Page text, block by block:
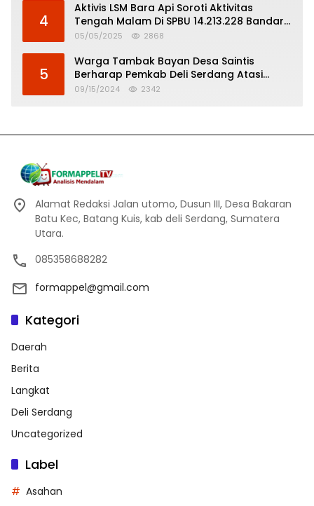
4
Aktivis LSM Bara Api Soroti Aktivitas
Tengah Malam Di SPBU 14.213.228 Bandar
Tinggi
05/05/2025 2868
5
Warga Tambak Bayan Desa Saintis
Berharap Pemkab Deli Serdang Atasi
Banjir
09/15/2024 2342
Alamat Redaksi Jalan utomo, Dusun III, Desa Bakaran
Batu Kec, Batang Kuis, kab deli Serdang, Sumatera
Utara.
085358688282
formappel@gmail.com
Kategori
Daerah
Berita
Langkat
Deli Serdang
Uncategorized
Label
Asahan